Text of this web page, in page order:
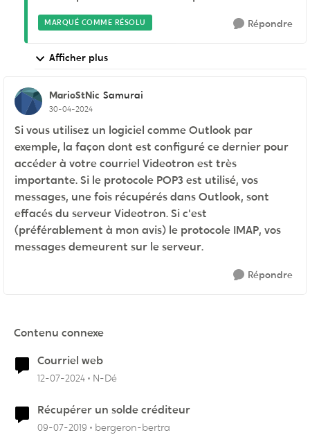
MARQUÉ COMME RÉSOLU Répondre
Afficher plus
MarioStNic Samurai
30-04-2024
Si vous utilisez un logiciel comme Outlook par
exemple, la façon dont est configuré ce dernier pour
accéder à votre courriel Videotron est très
importante. Si le protocole POP3 est utilisé, vos
messages, une fois récupérés dans Outlook, sont
effacés du serveur Videotron. Si c'est
(préférablement à mon avis) le protocole IMAP, vos
messages demeurent sur le serveur.
Répondre
Contenu connexe
Courriel web
12-07-2024 N-Dé
Récupérer un solde créditeur
09-07-2019 bergeron-bertra